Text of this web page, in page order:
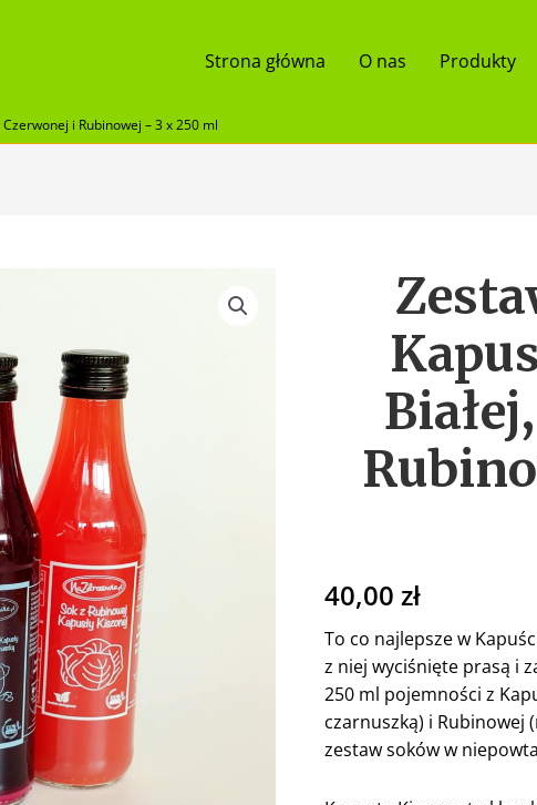
Strona główna O nas Produkty
i Rubinowej – 3 x 250 ml
40,00zł
To co najlepsze w
z niej wyciśnięte prasą i
250 ml pojemności z
czarnuszką) i Rubinowej
zestaw soków w
Kapusty
Kiszonej:
3
x
250
ml